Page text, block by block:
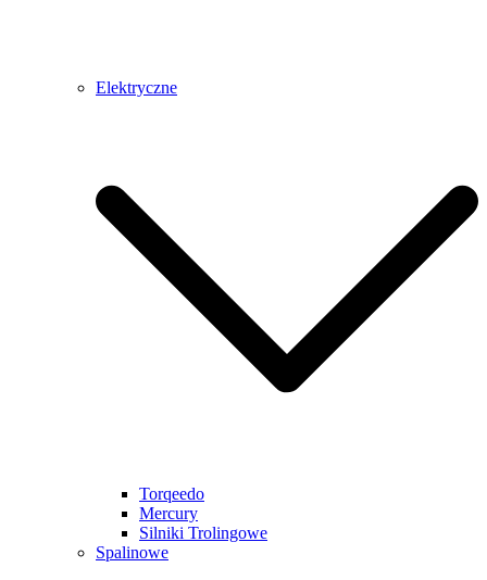
Elektryczne
Torqeedo
Mercury
Silniki Trolingowe
Spalinowe